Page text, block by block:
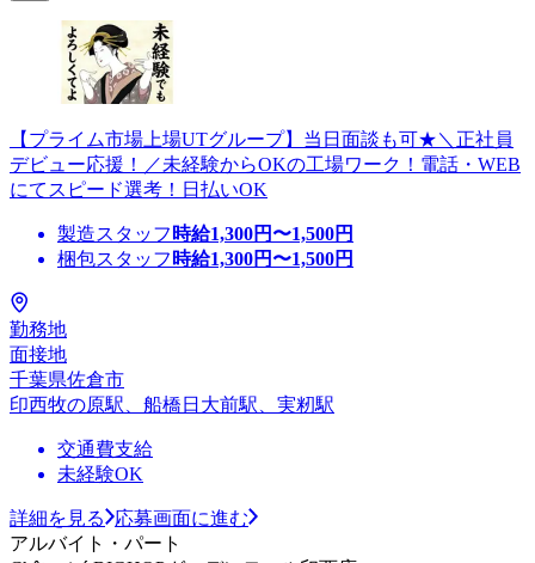
【プライム市場上場UTグループ】当日面談も可★＼正社員
デビュー応援！／未経験からOKの工場ワーク！電話・WEB
にてスピード選考！日払いOK
製造スタッフ 時給1,300円〜1,500円
梱包スタッフ 時給1,300円〜1,500円
勤務地
面接地
千葉県佐倉市
印西牧の原駅、船橋日大前駅、実籾駅
交通費支給
未経験OK
詳細を見る
応募画面に進む
アルバイト・パート